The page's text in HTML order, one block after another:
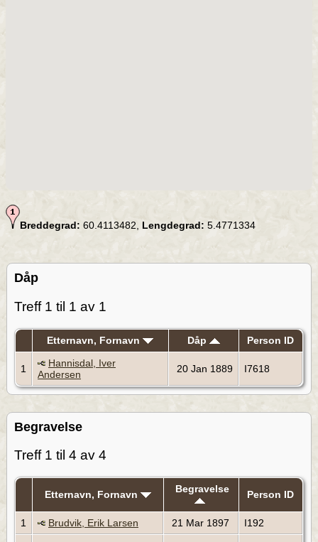
Breddegrad: 60.4113482, Lengdegrad: 5.4771334
Dåp
Treff 1 til 1 av 1
Etternavn, Fornavn Dåp Person ID
1
Hannisdal, Iver
Andersen
20 Jan 1889 I7618
Begravelse
Treff 1 til 4 av 4
Etternavn, Fornavn Begravelse Person ID
1 Brudvik, Erik Larsen 21 Mar 1897
I192